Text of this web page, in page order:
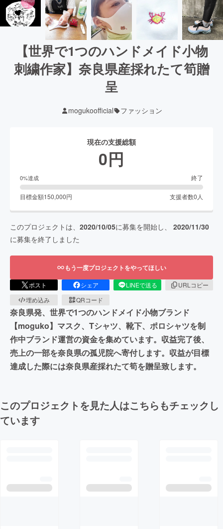
【世界で1つのハンドメイド小物
刺繍作家】奈良県産採れたて筍贈
呈
mogukoofficial ファッション
現在の支援総額
0円
0%達成 終了
目標金額150,000円 支援者数0 人
このプロジェクトは、 2020/10/05に募集を開始し、 2020/11/30
に募集を終了しました
もう一度プロジェクトをやってほしい
ポスト シェア LINEで送る
URLコピー
埋め込み
QRコード
奈良県発、世界で1つのハンドメイド小物ブランド
【moguko】マスク、Tシャツ、靴下、ポロシャツを制
作中ブランド運営の資金を集めています。収益完了後、
売上の一部を奈良県の孤児院へ寄付します。収益が目標
達成した際には奈良県産採れたて筍を贈呈致します。
このプロジェクトを見た人はこちらもチェックし
ています